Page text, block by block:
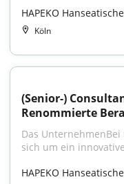
HAPEKO
Köln
(Senior-)
Renommierte
Das
sich um ein
HAPEKO